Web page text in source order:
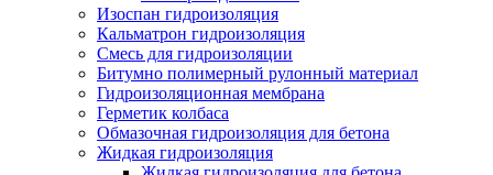
Изоспан гидроизоляция
Кальматрон гидроизоляция
Смесь для гидроизоляции
Битумно полимерный рулонный материал
Гидроизоляционная мембрана
Герметик колбаса
Обмазочная гидроизоляция для бетона
Жидкая гидроизоляция